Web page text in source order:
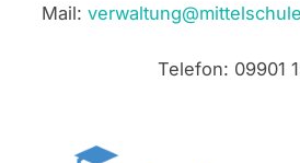
Mail:
Telefon: 09901